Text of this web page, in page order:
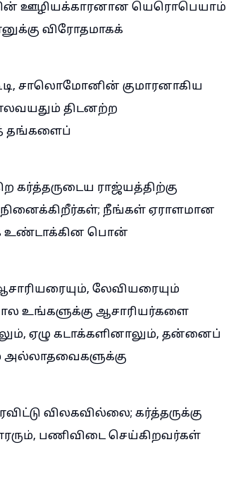
ஊழியக்காரனான யெரொபெயாம்
விரோதமாகக்
சாலொமோனின் குமாரனாகிய
திடனற்ற
தங்களைப்
கர்த்தருடைய ராஜ்யத்திற்கு
நீங்கள் ஏராளமான
உண்டாக்கின பொன்
லேவியரையும்
உங்களுக்கு ஆசாரியர்களை
ஏழு கடாக்களினாலும், தன்னைப்
அல்லாதவைகளுக்கு
விலகவில்லை; கர்த்தருக்கு
பணிவிடை செய்கிறவர்கள்